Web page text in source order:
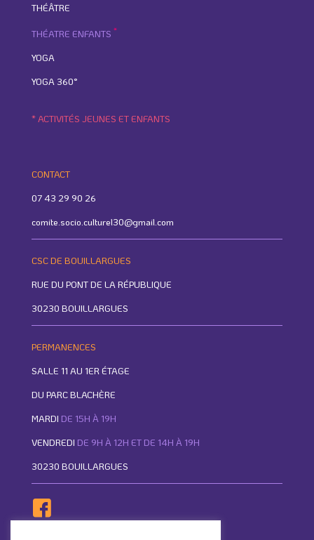
THÉÂTRE
THÉATRE ENFANTS *
YOGA
YOGA 360°
* ACTIVITÉS JEUNES ET ENFANTS
CONTACT
07 43 29 90 26
comite.socio.culturel30@gmail.com
CSC DE BOUILLARGUES
RUE DU PONT DE LA RÉPUBLIQUE
30230 BOUILLARGUES
PERMANENCES
SALLE 11 AU 1ER ÉTAGE
DU PARC BLACHÈRE
MARDI DE 15H À 19H
VENDREDI DE 9H À 12H ET DE 14H À 19H
30230 BOUILLARGUES